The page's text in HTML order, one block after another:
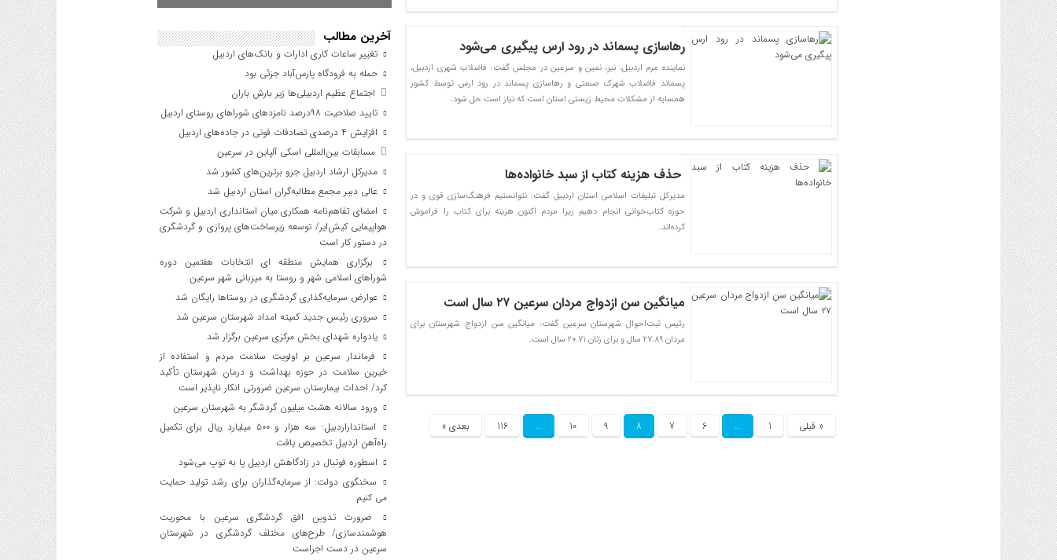
رهاسازی پسماند در رود ارس پیگیری می‌شود
نماینده مرم اردبیل، نیر، نمین و سرعین در مجلس گفت: فاضلاب شهری اردبیل،
پسماند فاضلاب شهرک صنعتی و رهاسازی پسماند در رود ارس توسط کشور
همسایه از مشکلات محیط زیستی استان است که نیاز است حل شود.
حذف هزینه کتاب از سبد خانواده‌ها
مدیرکل تبلیغات اسلامی استان اردبیل گفت: نتوانستیم فرهنگ‌سازی قوی و در
حوزه کتاب‌خوانی انجام دهیم زیرا مردم اکنون هزینه برای کتاب را فراموش
کرده‌اند.
میانگین سن ازدواج مردان سرعین ۲۷ سال است
رئیس ثبت‌احوال شهرستان سرعین گفت: میانگین سن ازدواج شهرستان برای
مردان ۲۷.۸۹ سال و برای زنان ۲۰.۷۱ سال است.
« قبلی 1
…
6
7
8
9
10
…
116 بعدی »
آخرین مطالب
تغییر ساعات کاری ادارات و بانک‌های اردبیل
حمله به فرودگاه پارس‌‌آباد جزئی بود
اجتماع عظیم اردبیلی‌ها زیر بارش باران
تایید صلاحیت ۹۸درصد نامزدهای شوراهای روستای اردبیل
افزایش ۴ درصدی تصادفات فوتی در جاده‌های اردبیل
مسابقات بین‌المللی اسکی آلپاین در سرعین
مدیرکل ارشاد اردبیل جزو برترین‌های کشور شد
عالی دبیر مجمع مطالبه‌گران استان اردبیل شد
امضای تفاهم‌نامه همکاری میان استانداری اردبیل و شرکت
هواپیمایی کیش‌ایر/ توسعه زیرساخت‌های پروازی و گردشگری
در دستور کار است
برگزاری همایش منطقه ای انتخابات هفتمین دوره
شوراهای اسلامی شهر و روستا به میزبانی شهر سرعین
عوارض سرمایه‌گذاری گردشگری در روستاها رایگان شد
سروری رئیس جدید کمیته امداد شهرستان سرعین شد
یادواره شهدای بخش مرکزی سرعین برگزار شد
فرماندار سرعین بر اولویت سلامت مردم و استفاده از
خیرین سلامت در حوزه بهداشت و درمان شهرستان تأکید
کرد/ احداث بیمارستان سرعین ضرورتی انکار ناپذیر است
ورود سالانه هشت میلیون گردشگر به شهرستان سرعین
استانداراردبیل: سه هزار و ۵۰۰ میلیارد ریال برای تکمیل
راه‌آهن اردبیل تخصیص یافت
اسطوره فوتبال در زادگاهش اردبیل پا به توپ می‌شود
سخنگوی دولت: از سرمایه‌گذاران برای رشد تولید حمایت
می کنیم
ضرورت تدوین افق گردشگری سرعین با محوریت
هوشمندسازی/ طرح‌های مختلف گردشگری در شهرستان
سرعین در دست اجراست